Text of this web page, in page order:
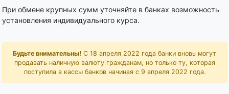
При обмене крупных сумм уточняйте в банках возможность
установления индивидуального курса.
Будьте внимательны! С 18 апреля 2022 года банки вновь могут
продавать наличную валюту гражданам, но только ту, которая
поступила в кассы банков начиная с 9 апреля 2022 года.